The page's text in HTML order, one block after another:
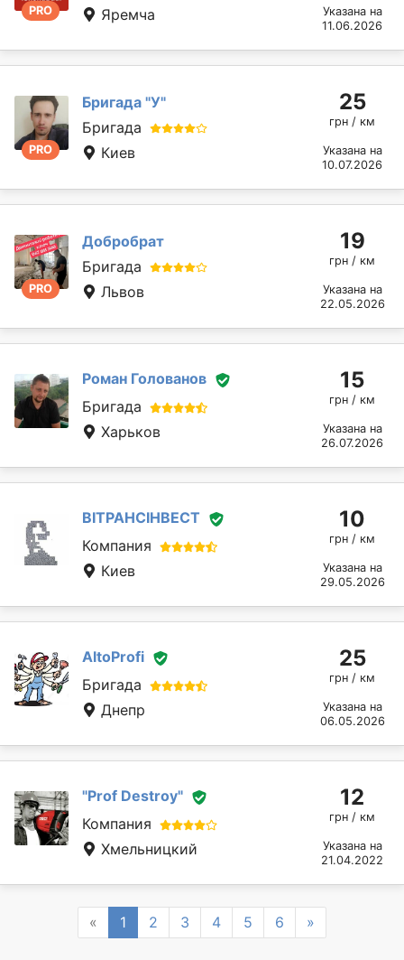
PRO
Яремча
Указана на
11.06.2026
PRO
Бригада "У"
Бригада
Киев
25
грн / км
Указана на
10.07.2026
PRO
Добробрат
Бригада
Львов
19
грн / км
Указана на
22.05.2026
Роман Голованов
Бригада
Харьков
15
грн / км
Указана на
26.07.2026
ВІТРАНСІНВЕСТ
Компания
Киев
10
грн / км
Указана на
29.05.2026
AltoProfi
Бригада
Днепр
25
грн / км
Указана на
06.05.2026
"Prof Destroy"
Компания
Хмельницкий
12
грн / км
Указана на
21.04.2022
« Previous
1 2 3 4 5 6 »